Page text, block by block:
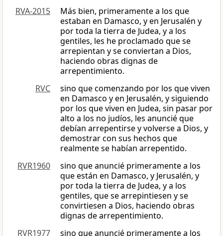
RVA-2015
Más bien, primeramente a los que
estaban en Damasco, y en Jerusalén y
por toda la tierra de Judea, y a los
gentiles, les he proclamado que se
arrepientan y se conviertan a Dios,
haciendo obras dignas de
arrepentimiento.
RVC
sino que comenzando por los que viven
en Damasco y en Jerusalén, y siguiendo
por los que viven en Judea, sin pasar por
alto a los no judíos, les anuncié que
debían arrepentirse y volverse a Dios, y
demostrar con sus hechos que
realmente se habían arrepentido.
RVR1960
sino que anuncié primeramente a los
que están en Damasco, y Jerusalén, y
por toda la tierra de Judea, y a los
gentiles, que se arrepintiesen y se
convirtiesen a Dios, haciendo obras
dignas de arrepentimiento.
RVR1977
sino que anuncié primeramente a los